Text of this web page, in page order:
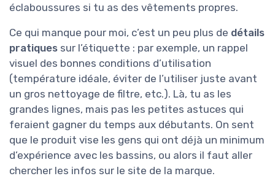
éclaboussures si tu as des vêtements propres.
Ce qui manque pour moi, c’est un peu plus de détails
pratiques sur l’étiquette : par exemple, un rappel
visuel des bonnes conditions d’utilisation
(température idéale, éviter de l’utiliser juste avant
un gros nettoyage de filtre, etc.). Là, tu as les
grandes lignes, mais pas les petites astuces qui
feraient gagner du temps aux débutants. On sent
que le produit vise les gens qui ont déjà un minimum
d’expérience avec les bassins, ou alors il faut aller
chercher les infos sur le site de la marque.